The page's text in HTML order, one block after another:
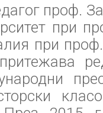
проф.
при
при